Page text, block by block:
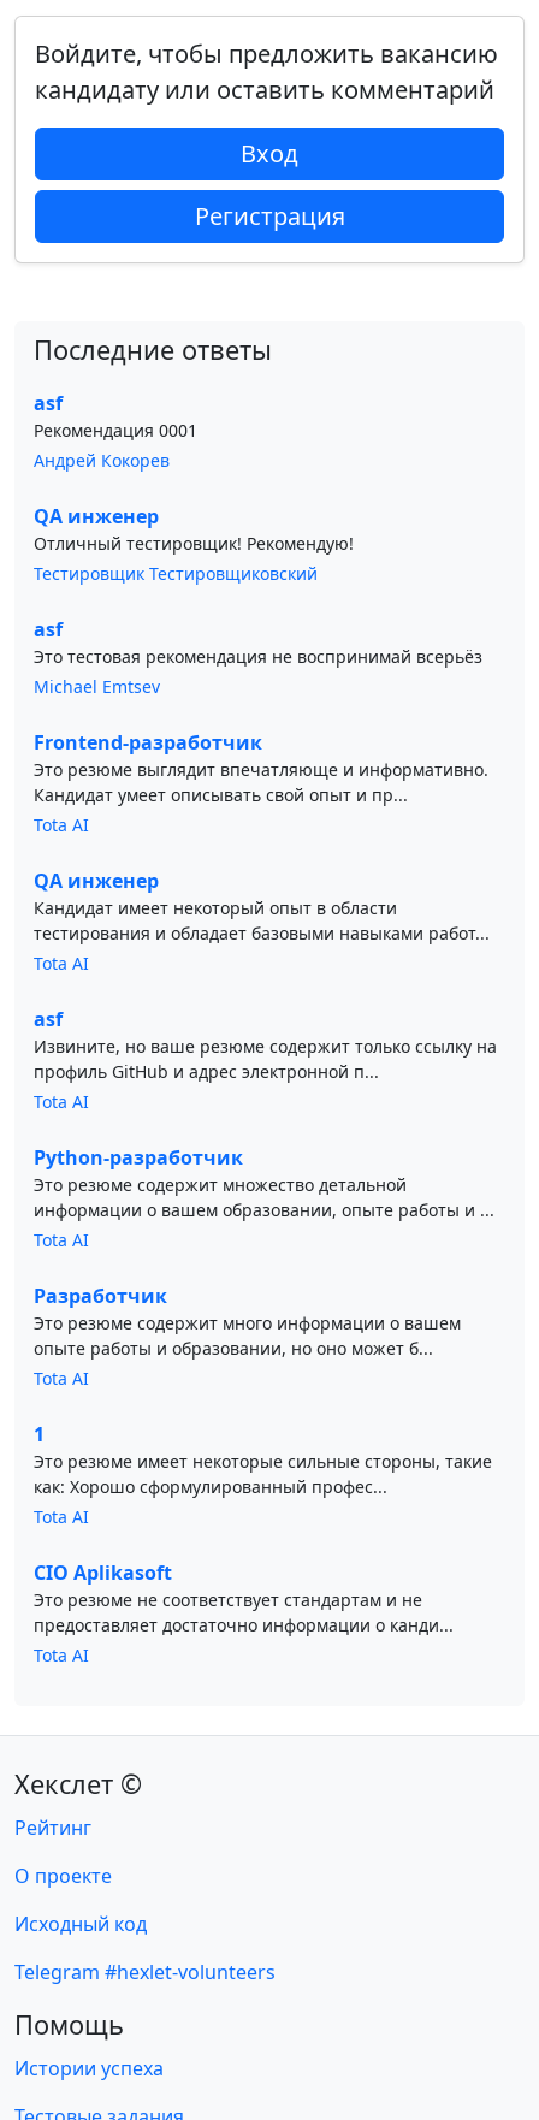
Войдите, чтобы предложить вакансию
кандидату или оставить комментарий
Вход
Регистрация
Последние ответы
asf
Рекомендация 0001
Андрей Кокорев
QA инженер
Отличный тестировщик! Рекомендую!
Тестировщик Тестировщиковский
asf
Это тестовая рекомендация не воспринимай всерьёз
Michael Emtsev
Frontend-разработчик
Это резюме выглядит впечатляюще и информативно.
Кандидат умеет описывать свой опыт и пр...
Tota AI
QA инженер
Кандидат имеет некоторый опыт в области
тестирования и обладает базовыми навыками работ...
Tota AI
asf
Извините, но ваше резюме содержит только ссылку на
профиль GitHub и адрес электронной п...
Tota AI
Python-разработчик
Это резюме содержит множество детальной
информации о вашем образовании, опыте работы и ...
Tota AI
Разработчик
Это резюме содержит много информации о вашем
опыте работы и образовании, но оно может б...
Tota AI
1
Это резюме имеет некоторые сильные стороны, такие
как: Хорошо сформулированный профес...
Tota AI
CIO Aplikasoft
Это резюме не соответствует стандартам и не
предоставляет достаточно информации о канди...
Tota AI
Хекслет ©
Рейтинг
О проекте
Исходный код
Telegram #hexlet-volunteers
Помощь
Истории успеха